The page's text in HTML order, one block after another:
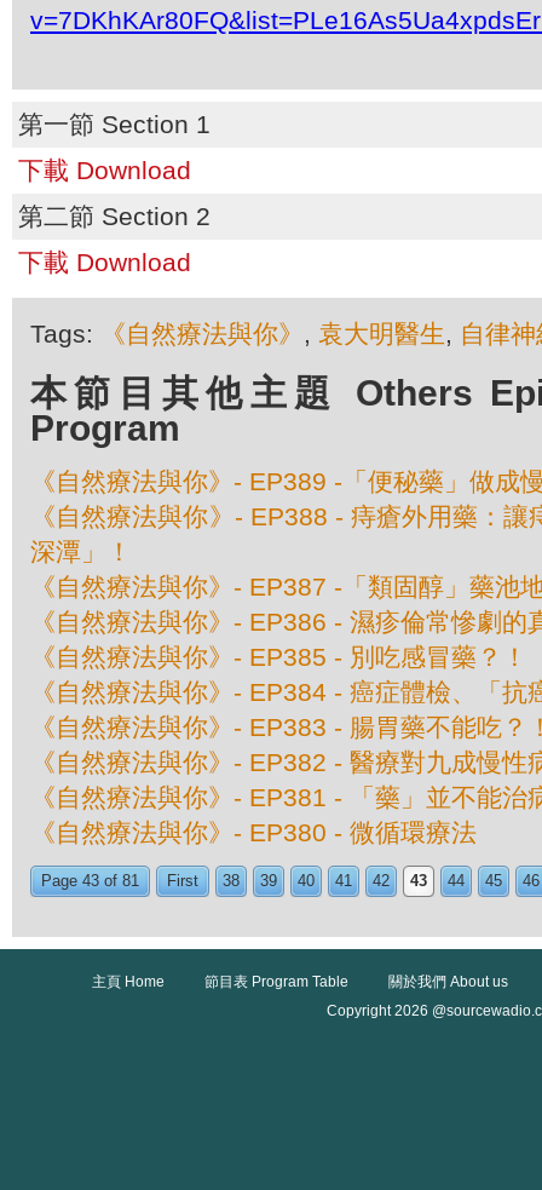
第一節 Section 1
下載 Download
第二節 Section 2
下載 Download
Tags: 《自然療法與你》 , 袁大明醫生, 自律神
本節目其他主題 Others
Program
《自然療法與你》- EP389 -「便秘藥」做成
《自然療法與你》- EP388 - 痔瘡外用藥：
深潭」！
《自然療法與你》- EP387 -「類固醇」藥池
《自然療法與你》- EP386 - 濕疹倫常慘劇的
《自然療法與你》- EP385 - 別吃感冒藥？！
《自然療法與你》- EP384 - 癌症體檢、「
《自然療法與你》- EP383 - 腸胃藥不能吃？
《自然療法與你》- EP382 - 醫療對九成慢性
《自然療法與你》- EP381 - 「藥」並不能治
《自然療法與你》- EP380 - 微循環療法
Page 43 of 81 First 38 39 40 41 42 43 44 45 46
主頁 Home 節目表 Program Table
關於我們 About us
Copyright 2026